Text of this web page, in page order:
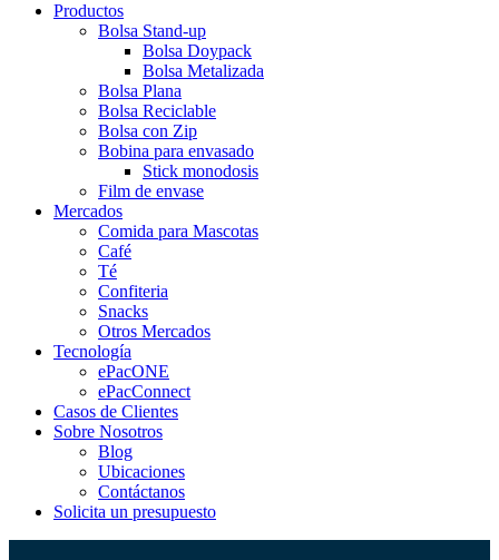
Productos
Bolsa Stand-up
Bolsa Doypack
Bolsa Metalizada
Bolsa Plana
Bolsa Reciclable
Bolsa con Zip
Bobina para envasado
Stick monodosis
Film de envase
Mercados
Comida para Mascotas
Café
Té
Confiteria
Snacks
Otros Mercados
Tecnología
ePacONE
ePacConnect
Casos de Clientes
Sobre Nosotros
Blog
Ubicaciones
Contáctanos
Solicita un presupuesto